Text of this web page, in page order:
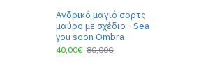
Ανδρικό μαγιό σορτς
μαύρο με σχέδιο - Sea
you soon Ombra
40,00€ 80,00€